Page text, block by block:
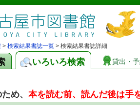
> 検索結果書誌一覧 > 検索結果書誌詳細
いろいろ検索 貸出・
ため、本を読む前、読んだ後は手